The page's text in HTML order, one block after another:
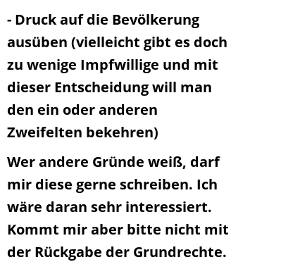
- Druck auf die Bevölkerung
ausüben (vielleicht gibt es doch
zu wenige Impfwillige und mit
dieser Entscheidung will man
den ein oder anderen
Zweifelten bekehren)
Wer andere Gründe weiß, darf
mir diese gerne schreiben. Ich
wäre daran sehr interessiert.
Kommt mir aber bitte nicht mit
der Rückgabe der Grundrechte.